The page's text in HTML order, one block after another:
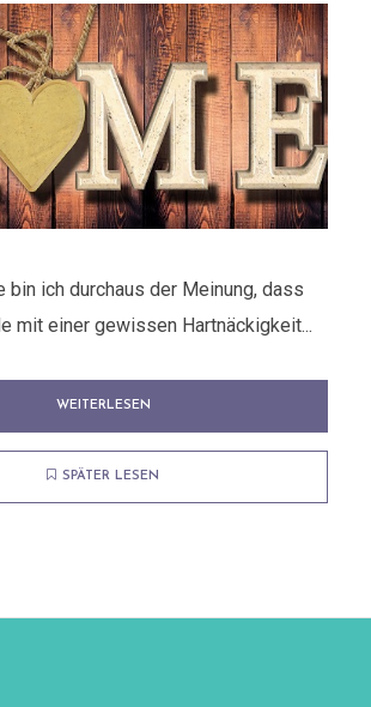
bin ich durchaus der Meinung, dass
mit einer gewissen Hartnäckigkeit...
WEITERLESEN
SPÄTER LESEN